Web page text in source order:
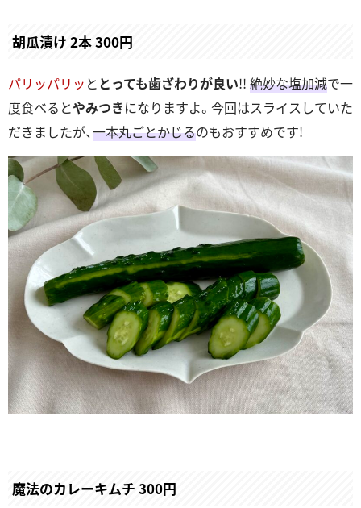
胡瓜漬け 2本 300円
パリッパリッ と とっても歯ざわりが良い!! 絶妙な塩加減で一
度食べるとやみつきになりますよ。今回はスライスしていた
だきましたが、一本丸ごとかじるのもおすすめです!
魔法のカレーキムチ 300円